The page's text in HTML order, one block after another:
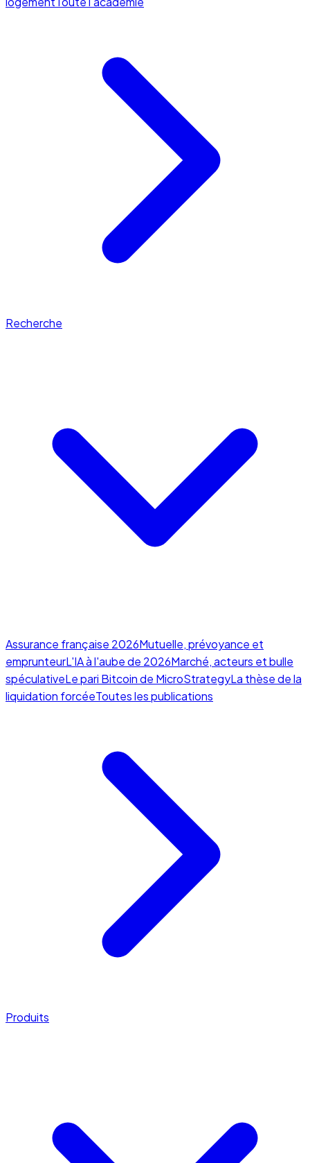
Recherche
Assurance française 2026Mutuelle, prévoyance et
emprunteurL'IA à l'aube de 2026Marché, acteurs et bulle
spéculativeLe pari Bitcoin de MicroStrategyLa thèse de la
liquidation forcéeToutes les publications
Produits